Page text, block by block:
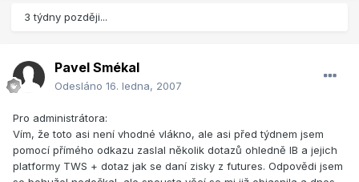
3 týdny později...
Pavel Smékal
Odesláno 16. ledna, 2007
Pro administrátora:
Vím, že toto asi není vhodné vlákno, ale asi před týdnem jsem
pomocí přímého odkazu zaslal několik dotazů ohledně IB a jejich
platformy TWS + dotaz jak se daní zisky z futures. Odpovědi jsem